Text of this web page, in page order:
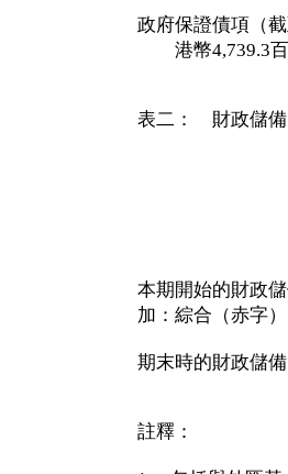
政府保證債項（
港幣4,739.3百
表二： 財政儲備
截
八月
二○○七
港幣百
本期開始的
加：綜合（赤
期末時的財
註釋：